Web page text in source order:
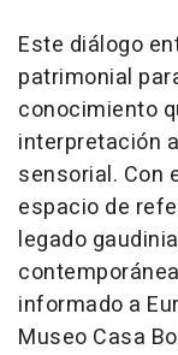
Este diálogo
patrimonial
conocimiento
interpretación
sensorial. Con
espacio de
legado
informado a
Museo Casa